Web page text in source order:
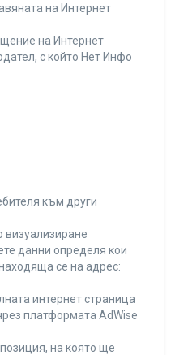
на Интернет
на Интернет
с който Нет Инфо
към други
визуализиране
данни определя кои
се на адрес:
интернет страница
платформата AdWise
на която ще